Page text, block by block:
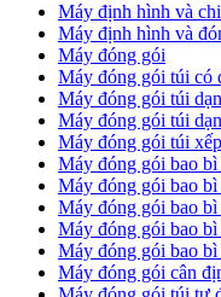
Máy định hình và
Máy định hình và
Máy đóng gói
Máy đóng gói túi có
Máy đóng gói túi
Máy đóng gói túi
Máy đóng gói túi
Máy đóng gói bao bì
Máy đóng gói bao
Máy đóng gói bao
Máy đóng gói bao
Máy đóng gói bao
Máy đóng gói cân